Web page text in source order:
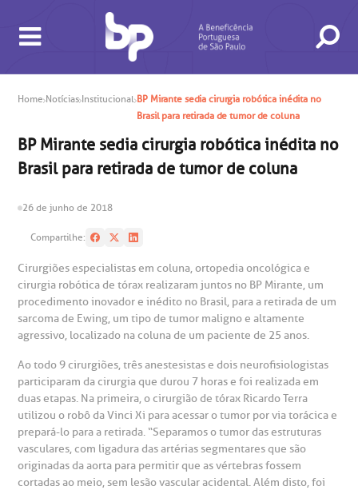
BUSCA
CONSULTAS E EXAMES
de consultas e exames
in antecipado
de exames
ATENDIMENTO 24H
SAC
A BP conta com você para melhorar sempre a qualidade do
atendimento e dos serviços prestados.
A Ouvidoria e SAC são canais para você, cliente da BP, tirar
suas dúvidas, registrar suas reclamações ou fazer elogios
relacionados ao nosso atendimento e aos nossos serviços.
Horário de atendimento: 2ª a 6ª feira das 7h às 18h
CONHEÇA AS UNIDADES
Hospital BP
Saiba mais
INSTITUCIONAL
e Pesquisa
do médico
de conduta
Financeiras
NOSSOS SERVIÇOS
INFORMAÇÕES ÚTEIS
de atendimento
de Infarto SUS
ESPECIALIDADES
de Oncologia e Hematologia
de Excelência em Neurologia e
Home Notícias Institucional BP Mirante sedia cirurgia robótica inédita no
Brasil para retirada de tumor de coluna
BP Mirante sedia cirurgia robótica inédita no
Brasil para retirada de tumor de coluna
26 de junho de 2018
Compartilhe:
Cirurgiões especialistas em coluna, ortopedia oncológica e
cirurgia robótica de tórax realizaram juntos no BP Mirante, um
procedimento inovador e inédito no Brasil, para a retirada de um
sarcoma de Ewing, um tipo de tumor maligno e altamente
agressivo, localizado na coluna de um paciente de 25 anos.
Ao todo 9 cirurgiões, três anestesistas e dois neurofisiologistas
participaram da cirurgia que durou 7 horas e foi realizada em
duas etapas. Na primeira, o cirurgião de tórax Ricardo Terra
utilizou o robô da Vinci Xi para acessar o tumor por via torácica e
prepará-lo para a retirada. “Separamos o tumor das estruturas
vasculares, com ligadura das artérias segmentares que são
originadas da aorta para permitir que as vértebras fossem
cortadas ao meio, sem lesão vascular acidental. Além disto, foi